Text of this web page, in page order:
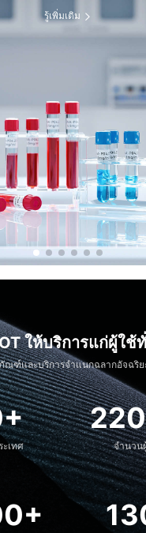
รู้เพิ่มเติม
ให้บริการแก่ผู้ใช้
ณฑ์และบริการจำแนกฉลากอัจฉริย
เทศ​ จำนวน